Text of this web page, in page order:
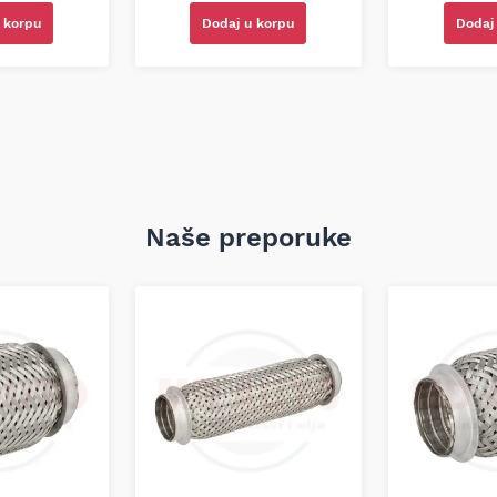
korpu Dodaj u korpu
Naše preporuke